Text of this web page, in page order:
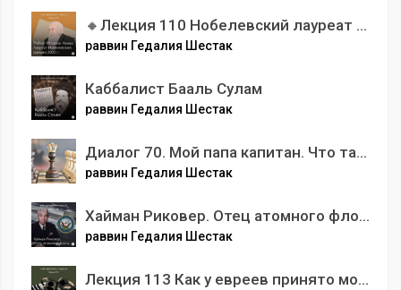
🔸Лекция 110 Нобелевский лауреат Роберт Ауман. Конфликт в Газе глазами математики
раввин Гедалия Шестак
Каббалист Бааль Сулам
раввин Гедалия Шестак
Диалог 70. Мой папа капитан. Что такое служение по-еврейски?
раввин Гедалия Шестак
Хайман Риковер. Отец атомного флота
раввин Гедалия Шестак
Лекция 113 Как у евреев принято молиться? Всё, что вы всегда хотели знать, но боялись спросить